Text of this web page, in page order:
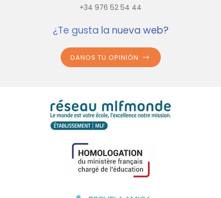
+34 976 52 54 44
¿Te gusta la nueva web?
DANOS TU OPINIÓN